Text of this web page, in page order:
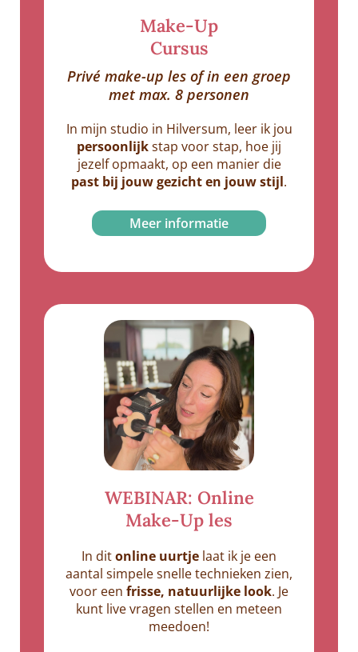
Make-Up
Cursus
Privé make-up les of in een groep
met max. 8 personen
In mijn studio in Hilversum, leer ik jou
persoonlijkstap voor stap, hoe jij
jezelf opmaakt, op een manier die
past bij jouw gezicht en jouw stijl.
Meer informatie
WEBINAR: Online
Make-Up les
In ditonline uurtje laat ik je een
aantal simpele snelle technieken zien,
voor een frisse, natuurlijke look. Je
kunt live vragen stellen en meteen
meedoen!